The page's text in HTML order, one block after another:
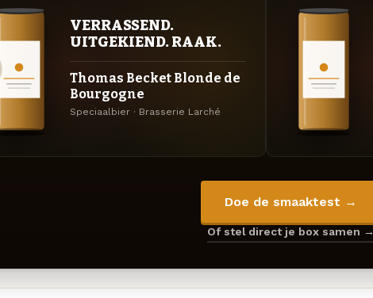
VERRASSEND.
UITGEKIEND. RAAK.
Thomas Becket Blonde de
Bourgogne
Speciaalbier · Brasserie Larché
Doe de smaaktest →
Of stel direct je box samen →